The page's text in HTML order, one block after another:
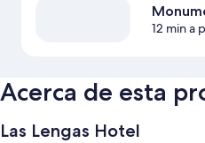
12 min a
Acerca de esta
Las Lengas Hotel